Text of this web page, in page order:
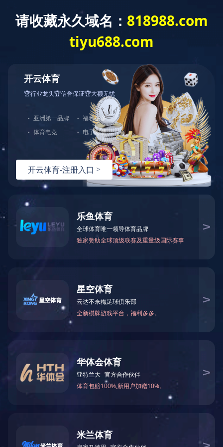
可能原因：
您没有将此域名或IP绑定到对应站点!
配置文件未生效!
检查是否已经绑定到对应站点，若确认已绑定，请尝试重载Web
检查端口是否正确；
若您使用了CDN产品，请尝试清除CDN缓存；
普通网站访客，请联系网站管理员；